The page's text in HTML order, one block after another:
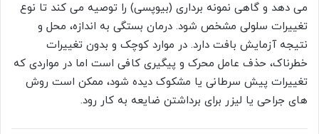
می دهد و گاهی نمونه برداری (بیوپسی) را توصیه می کند تا نوع
تغییرات سلولی مشخص شود. درمان بستگی به اندازه، محل و
نتیجه آزمایش بافت دارد. در موارد کوچک و بدون تغییرات
خطرناک، حذف عامل محرک و پیگیری کافی است اما در مواردی که
تغییرات پیش سرطانی یا مشکوک دیده شود، ممکن است روش
های جراحی یا لیزر برای برداشتن ضایعه به کار رود.